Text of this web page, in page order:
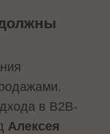
в B2B-
Алексея